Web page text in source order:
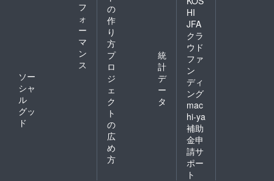
フ
ォ
ー
マ
ン
ス
ソー
シャ
ル
グッ
ド
の
作
り
方
プ
ロ
ジ
ェ
ク
ト
の
広
め
方
統
計
デ
ー
タ
HI
JFA
クラ
ウド
ファ
ン
ディ
ング
mac
hi-ya
補助
金申
請サ
ポー
ト